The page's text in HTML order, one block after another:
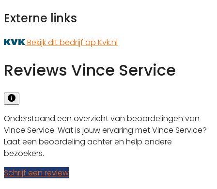
Externe links
Bekijk dit bedrijf op Kvk.nl
Reviews Vince Service
Onderstaand een overzicht van beoordelingen van
Vince Service. Wat is jouw ervaring met Vince Service?
Laat een beoordeling achter en help andere
bezoekers.
Schrijf een review